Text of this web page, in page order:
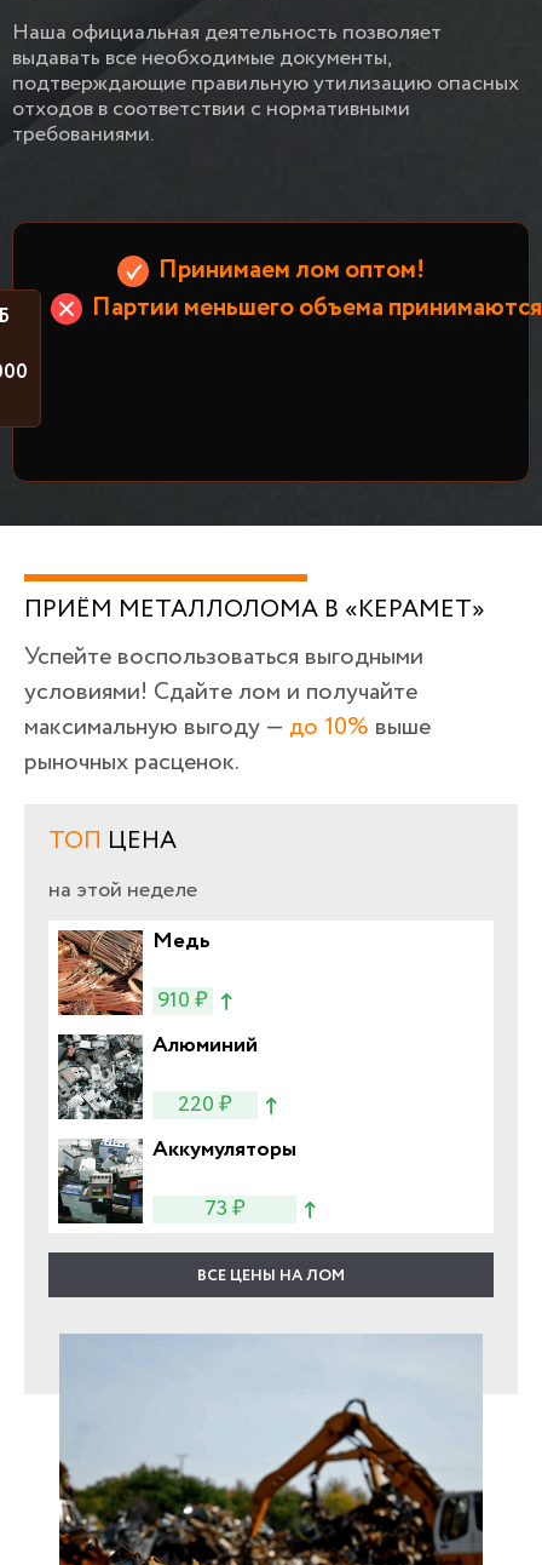
Наша официальная деятельность позволяет
выдавать все необходимые документы,
подтверждающие правильную утилизацию опасных
отходов в соответствии с нормативными
требованиями.
Принимаем лом оптом!
Партии меньшего объема
ПРИЁМ МЕТАЛЛОЛОМА В «КЕРАМЕТ»
Успейте воспользоваться выгодными
условиями! Сдайте лом и получайте
максимальную выгоду — до 10% выше
рыночных расценок.
ТОП ЦЕНА
на этой неделе
Медь
910 ₽
Алюминий
220 ₽
Аккумуляторы
73 ₽
ВСЕ ЦЕНЫ НА ЛОМ